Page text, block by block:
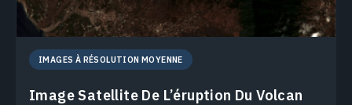
IMAGES À RÉSOLUTION MOYENNE
Image Satellite De L’éruption Du Volcan